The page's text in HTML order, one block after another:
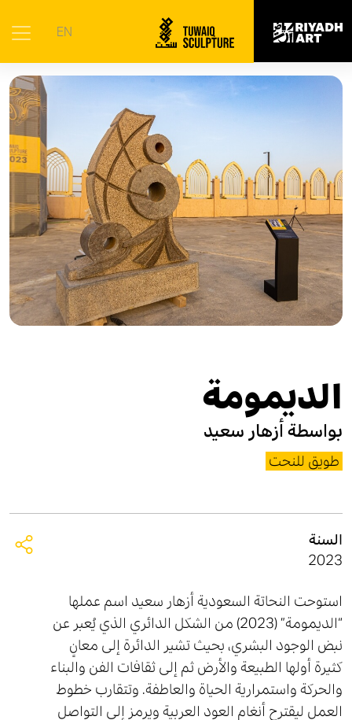
EN الرئيسية | الأعمال الفنية الديمومة
الديمومة
بواسطة أزهار سعيد
طويق للنحت
السنة
2023
استوحت النحاتة السعودية أزهار سعيد اسم عملها
“الديمومة” (2023) من الشكل الدائري الذي يُعبر عن
نبض الوجود البشري، بحيث تشير الدائرة إلى معانٍ
كثيرة أولها الطبيعة والأرض ثم إلى ثقافات الفن والبناء
والحركة واستمرارية الحياة والعاطفة. وتتقارب خطوط
العمل ليقترح أنغام العود العربية ويرمز إلى التواصل